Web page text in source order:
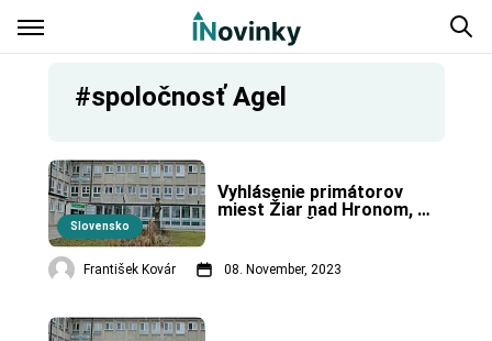
#spoločnosť Agel
Slovensko
Vyhlásenie primátorov
miest Žiar nad Hronom,
Žarnovica. VIDEO
František Kovár 08. November, 2023